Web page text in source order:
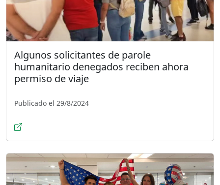
Algunos solicitantes de parole
humanitario denegados reciben ahora
permiso de viaje
Publicado el 29/8/2024